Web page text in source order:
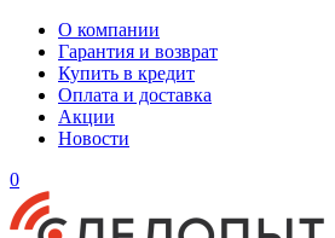
О компании
Гарантия и возврат
Купить в кредит
Оплата и доставка
Акции
Новости
0